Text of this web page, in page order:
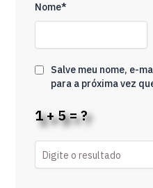
Nome*
Salve meu nome, e-
para a próxima vez
1 + 5 = ?